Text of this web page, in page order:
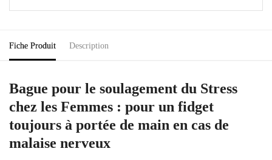
Fiche Produit Description
Bague pour le soulagement du Stress
chez les Femmes : pour un fidget
toujours à portée de main en cas de
malaise nerveux